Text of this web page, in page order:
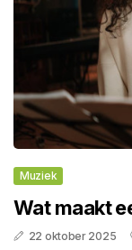
Muziek
Wat maakt
22 oktober 2025